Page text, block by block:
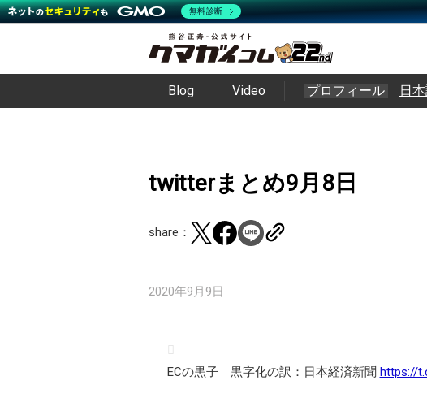
Blog Video プロフィール 日
twitterまとめ9月8日
share：
2020年9月9日
ECの黒子 黒字化の訳：日本経済新聞 https://
無料診断